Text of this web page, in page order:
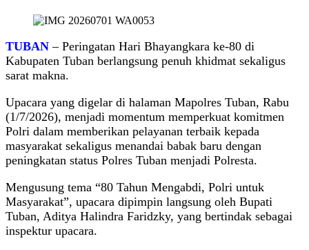
TUBAN – Peringatan Hari Bhayangkara ke-80 di
Kabupaten Tuban berlangsung penuh khidmat sekaligus
sarat makna.
Upacara yang digelar di halaman Mapolres Tuban, Rabu
(1/7/2026), menjadi momentum memperkuat komitmen
Polri dalam memberikan pelayanan terbaik kepada
masyarakat sekaligus menandai babak baru dengan
peningkatan status Polres Tuban menjadi Polresta.
Mengusung tema “80 Tahun Mengabdi, Polri untuk
Masyarakat”, upacara dipimpin langsung oleh Bupati
Tuban, Aditya Halindra Faridzky, yang bertindak sebagai
inspektur upacara.